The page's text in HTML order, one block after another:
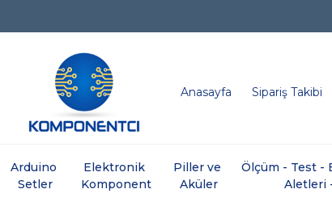
Anasayfa Sipariş Takibi
Arduino
Setler
Elektronik
Komponent
Piller ve
Aküler
Ölçüm - Test -
Aletleri